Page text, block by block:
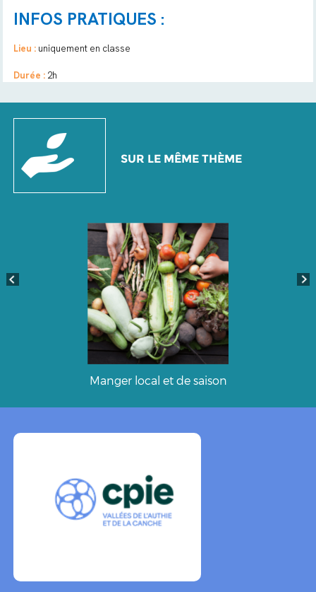
INFOS PRATIQUES :
Lieu :uniquement en classe
Durée :2h
SUR LE MÊME THÈME
Manger local et de saison